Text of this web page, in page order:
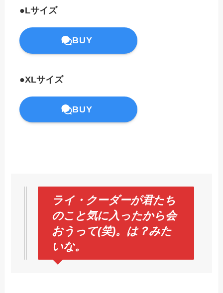
●Lサイズ
BUY
●XLサイズ
BUY
ライ・クーダーが君たち
のこと気に入ったから会
おうって(笑)。は？みた
いな。